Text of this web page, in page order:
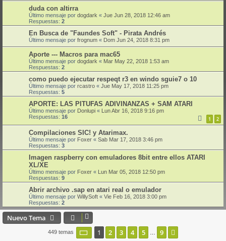
duda con altirra
Último mensaje por dogdark « Jue Jun 28, 2018 12:46 am
Respuestas: 2
En Busca de "Faundes Soft" - Pirata Andrés
Último mensaje por frognum « Dom Jun 24, 2018 8:31 pm
Aporte --- Macros para mac65
Último mensaje por dogdark « Mar May 22, 2018 1:53 am
Respuestas: 2
como puedo ejecutar respeqt r3 en windo sguie7 o 10
Último mensaje por rcastro « Jue May 17, 2018 11:25 pm
Respuestas: 5
APORTE: LAS PITUFAS ADIVINANZAS + SAM ATARI
Último mensaje por Donlupi « Lun Abr 16, 2018 9:16 pm
Respuestas: 16 1 2
Compilaciones SIC! y Atarimax.
Último mensaje por Foxer « Sab Mar 17, 2018 3:46 pm
Respuestas: 3
Imagen raspberry con emuladores 8bit entre ellos ATARI
XL/XE
Último mensaje por Foxer «
Lun Mar 05, 2018 12:50 pm
Respuestas: 9
Abrir archivo .sap en atari real o emulador
Último mensaje por WillySoft « Vie Feb 16, 2018 3:00 pm
Respuestas: 2
Nuevo Tema
449 temas Página de
1 2 3 4 5 9